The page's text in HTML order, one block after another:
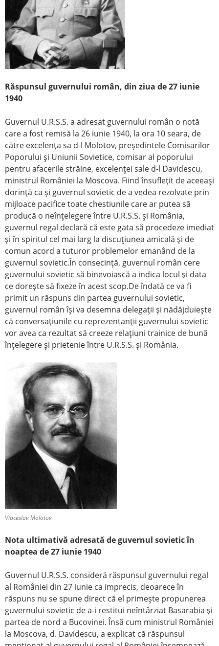
Răspunsul guvernului român, din ziua de 27 iunie
1940
Guvernul U.R.S.S. a adresat guvernului român o notă
care a fost remisă la 26 iunie 1940, la ora 10 seara, de
către excelenţa sa d-l Molotov, preşedintele Comisarilor
Poporului şi Uniunii Sovietice, comisar al poporului
pentru afacerile străine, excelenţei sale d-l Davidescu,
ministrul României la Moscova. Fiind însufleţit de aceeaşi
dorinţă ca şi guvernul sovietic de a vedea rezolvate prin
mijloace pacifice toate chestiunile care ar putea să
producă o neînţelegere între U.R.S.S. şi România,
guvernul regal declară că este gata să procedeze imediat
şi în spiritul cel mai larg la discuţiunea amicală şi de
comun acord a tuturor problemelor emanând de la
guvernul sovietic.În consecinţă, guvernul român cere
guvernului sovietic să binevoiască a indica locul şi data
ce doreşte să fixeze în acest scop.De îndată ce va fi
primit un răspuns din partea guvernului sovietic,
guvernul român îşi va desemna delegaţii şi nădăjduieşte
că conversaţiunile cu reprezentanţii guvernului sovietic
vor avea ca rezultat să creeze relaţiuni trainice de bună
înţelegere şi prietenie între U.R.S.S. şi România.
Viaceslav Molotov
Nota ultimativă adresată de guvernul sovietic în
noaptea de 27 iunie 1940
Guvernul U.R.S.S. consideră răspunsul guvernului regal
al României din 27 iunie ca imprecis, deoarece în
răspuns nu se spune direct că el primeşte propunerea
guvernului sovietic de a-i restitui neîntârziat Basarabia şi
partea de nord a Bucovinei. Însă cum ministrul României
la Moscova, d. Davidescu, a explicat că răspunsul